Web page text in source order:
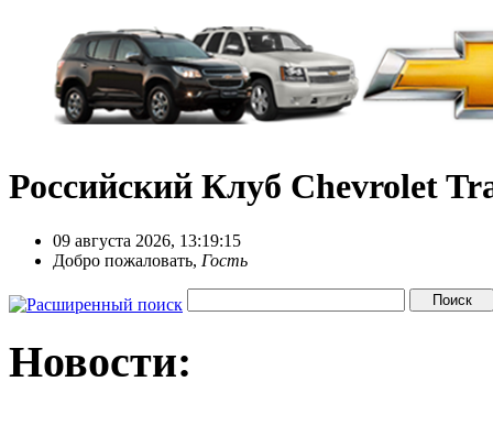
Российский Клуб Chevrolet
09 августа 2026, 13:19:15
Добро пожаловать, Гость
Новости: